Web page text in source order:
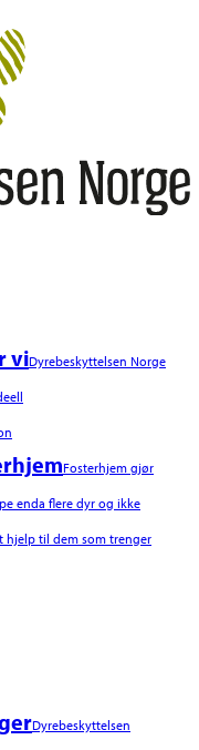
viDyrebeskyttelsen Norge
Fosterhjem gjør
enda flere dyr og ikke
hjelp til dem som trenger
Dyrebeskyttelsen